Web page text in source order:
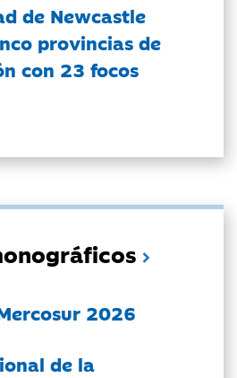
de Newcastle
provincias de
con 23 focos
2026
de la